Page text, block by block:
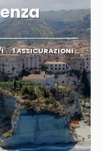
I 1 ASSICURAZIONI